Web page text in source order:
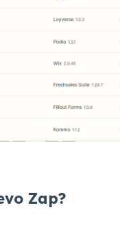
Zap?